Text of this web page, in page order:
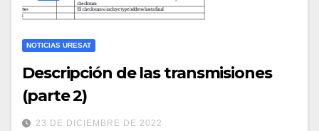
NOTICIAS URESAT
Descripción de las transmisiones
(parte 2)
23 DE DICIEMBRE DE 2022